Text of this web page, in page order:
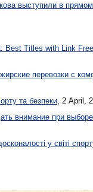
выступили в
Best Titles with Link
перевозки с
та безпеки , 2 April,
внимание при
у світі